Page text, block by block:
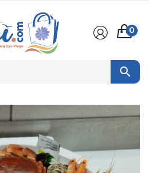
0
